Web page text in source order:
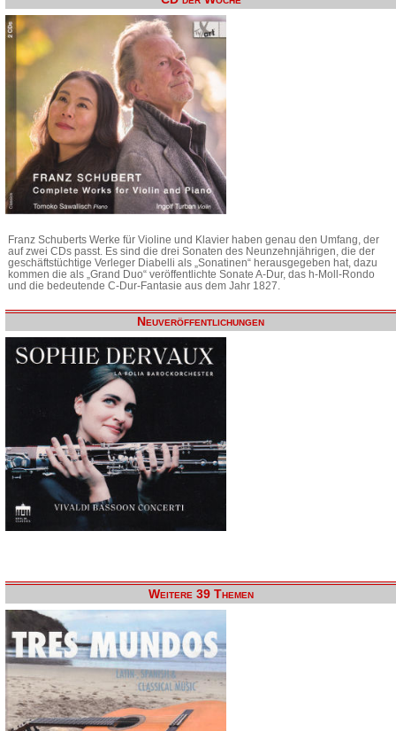
Franz Schuberts Werke für Violine und Klavier haben genau den Umfang, der
auf zwei CDs passt. Es sind die drei Sonaten des Neunzehnjährigen, die der
geschäftstüchtige Verleger Diabelli als „Sonatinen“ herausgegeben hat, dazu
kommen die als „Grand Duo“ veröffentlichte Sonate A-Dur, das h-Moll-Rondo
und die bedeutende C-Dur-Fantasie aus dem Jahr 1827.
Neuveröffentlichungen
Weitere 39 Themen